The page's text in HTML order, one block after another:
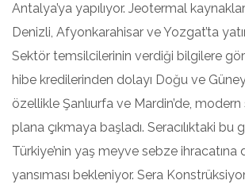
Antalya’ya yapılıyor. Jeotermal
Denizli, Afyonkarahisar ve Yozgat’ta
Sektör temsilcilerinin verdiği bilgilere
hibe kredilerinden dolayı Doğu ve
özellikle Şanlıurfa ve Mardin’de, modern
plana çıkmaya başladı. Seracılıktaki bu
Türkiye’nin yaş meyve sebze ihracatına
yansıması bekleniyor. Sera